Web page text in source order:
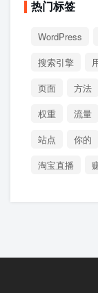
热门标签
WordPress
搜索引擎
页面
方法
权重
流量
站点
你的
淘宝直播